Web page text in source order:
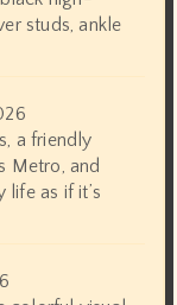
studs, ankle
a friendly
Metro, and
as if it’s